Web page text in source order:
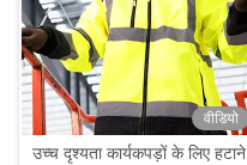
वीडियो
उच्च दृश्यता कार्यकपड़ों के लिए हटाने